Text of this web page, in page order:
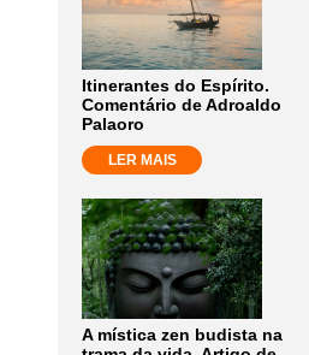
Itinerantes do Espírito.
Comentário de Adroaldo
Palaoro
LER MAIS
A mística zen budista na